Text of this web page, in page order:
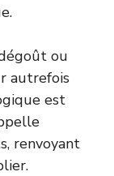
ou
autrefois
est
renvoyant